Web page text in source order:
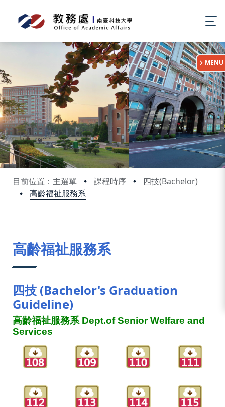
目前位置：主選單 課程時序
四技(Bachelor)
高齡福祉服務系
:::
MENU
高齡福祉服務系
四技 (Bachelor's Graduation
Guideline)
高齡福祉服務系 Dept.of Senior Welfare and
Services